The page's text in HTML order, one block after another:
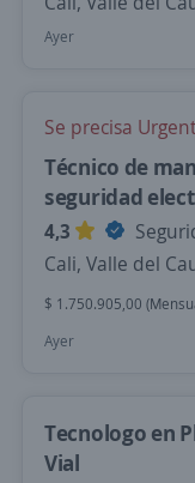
Ayer
Se precisa
Técnico de
seguridad
4,3
Cali, Valle del
$ 1.750.905,00
Ayer
Tecnologo en
Vial